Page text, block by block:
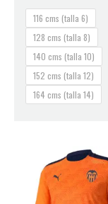
116 cms (talla 6)
128 cms (talla 8)
140 cms (talla 10)
152 cms (talla 12)
164 cms (talla 14)
precio
original
era:
64,90€.
El
precio
actual
es:
19,90€.